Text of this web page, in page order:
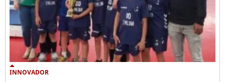
INNOVADOR